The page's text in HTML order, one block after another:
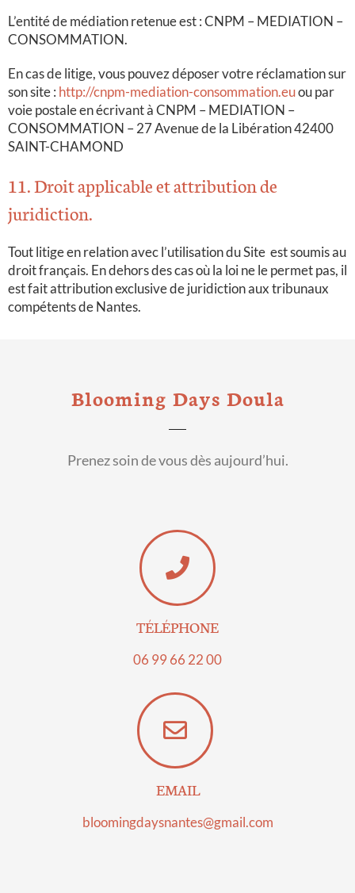
L’entité de médiation retenue est : CNPM – MEDIATION –
CONSOMMATION.
En cas de litige, vous pouvez déposer votre réclamation sur
son site : http://cnpm-mediation-consommation.euou par
voie postale en écrivant à CNPM – MEDIATION –
CONSOMMATION – 27 Avenue de la Libération 42400
SAINT-CHAMOND
11. Droit applicable et attribution de
juridiction.
Tout litige en relation avec l’utilisation du Site est soumis au
droit français. En dehors des cas où la loi ne le permet pas, il
est fait attribution exclusive de juridiction aux tribunaux
compétents de Nantes.
Blooming Days Doula
Prenez soin de vous dès aujourd’hui.
TÉLÉPHONE
06 99 66 22 00​
EMAIL
bloomingdaysnantes@gmail.com